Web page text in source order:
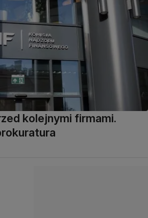
kolejnymi firmami.